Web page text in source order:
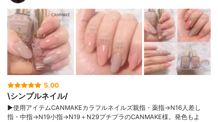
5.00
\シンプルネイル/
▶使用アイテムCANMAKEカラフルネイルズ親指・薬指→N16人差し
指・中指→N19小指→N19＋N29プチプラのCANMAKE様。発色もよ